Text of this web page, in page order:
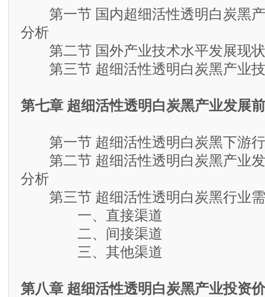
第一节 国内超细活性透明白炭黑产
分析
第二节 国外产业技术水平发展现
第三节 超细活性透明白炭黑产业技
第七章 超细活性透明白炭黑产业发展
第一节 超细活性透明白炭黑下游行
第二节 超细活性透明白炭黑产业发
分析
第三节 超细活性透明白炭黑行业需
一、直接渠道
二、间接渠道
三、其他渠道
第八章 超细活性透明白炭黑产业投资